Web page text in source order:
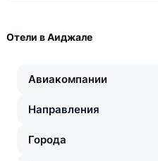
Отели в Аиджале
Авиакомпании
Направления
Города